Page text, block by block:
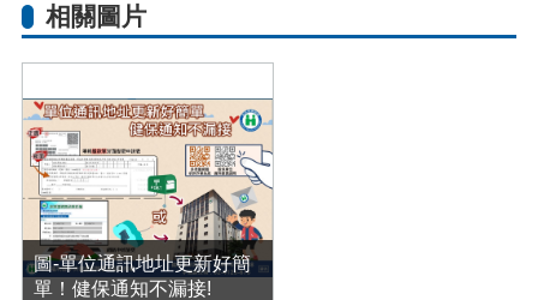
相關圖片
圖-單位通訊地址更新好簡
單！健保通知不漏接!